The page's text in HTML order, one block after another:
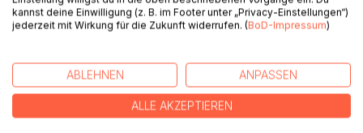
Verteidigern hinausgemobbt, dann verschwinden
Unterlagen. Am Ende gibt es Freisprüche für alle
Die Gletscherbahnen Kaprun AG zeigt den Heizlüfter-
Hersteller an und ruft dadurch den deutschen
Sachverständigen Hans-Jürgen Gold auf den Plan. Dieser
kannst deine Einwilligung (z. B. im Footer unter „Privacy-Einstellungen“)
jederzeit mit Wirkung für die Zukunft widerrufen. (BoD-Impressum)
ABLEHNEN ANPASSEN
ALLE AKZEPTIEREN